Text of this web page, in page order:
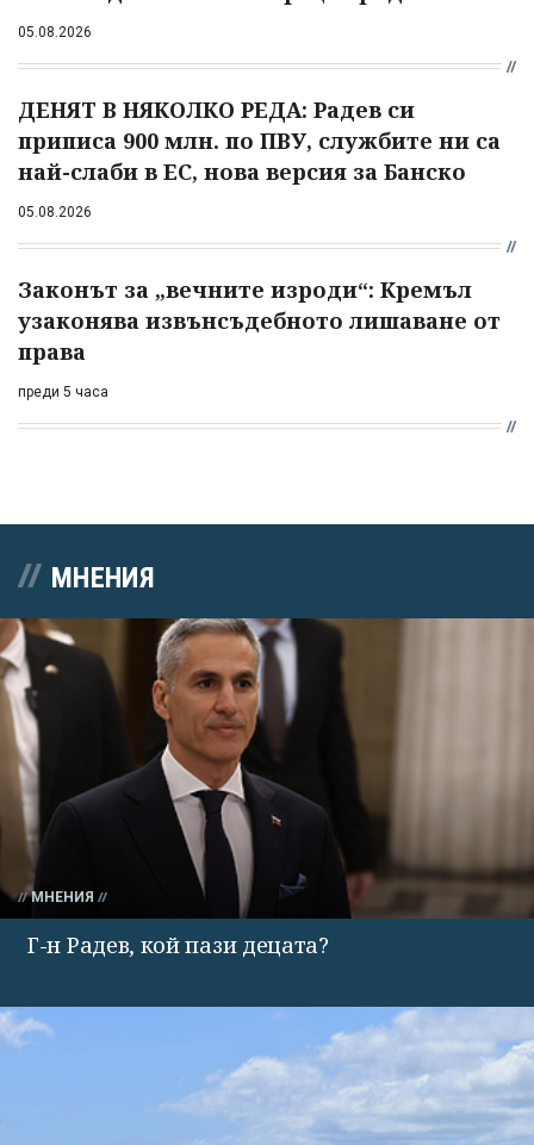
05.08.2026
ДЕНЯТ В НЯКОЛКО РЕДА: Радев си
приписа 900 млн. по ПВУ, службите ни са
най-слаби в ЕС, нова версия за Банско
05.08.2026
Законът за „вечните изроди“: Кремъл
узаконява извънсъдебното лишаване от
права
преди 5 часа
МНЕНИЯ
МНЕНИЯ
Г-н Радев, кой пази децата?